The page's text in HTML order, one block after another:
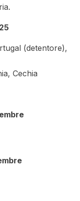
(detentore),
Cechia